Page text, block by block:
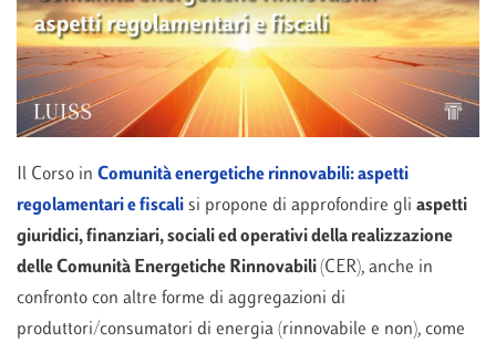
Il Corso in Comunità energetiche rinnovabili: aspetti
regolamentari e fiscalisi propone di approfondire gli aspetti
giuridici, finanziari, sociali ed operativi della realizzazione
delle Comunità Energetiche Rinnovabili(CER), anche in
confronto con altre forme di aggregazioni di
produttori/consumatori di energia (rinnovabile e non), come